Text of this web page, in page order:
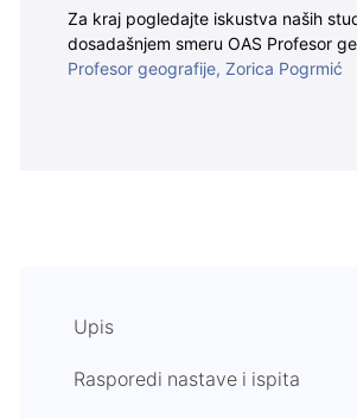
Za kraj pogledajte iskustva naših
dosadašnjem smeru OAS Profesor
Profesor geografije, Zorica Pogrmić
Upis
Rasporedi nastave i ispita